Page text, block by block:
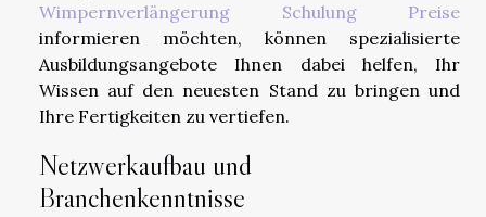
Wimpernverlängerung Schulung Preise
informieren möchten, können spezialisierte
Ausbildungsangebote Ihnen dabei helfen, Ihr
Wissen auf den neuesten Stand zu bringen und
Ihre Fertigkeiten zu vertiefen.
Netzwerkaufbau und
Branchenkenntnisse